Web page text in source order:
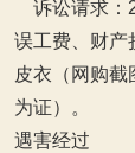
诉讼请求‌：
误工费、财产
皮衣（网购
为证）。
遇害经过